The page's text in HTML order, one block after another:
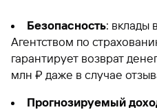
Безопасность: вклады
Агентством по
гарантирует возврат
млн ₽ даже в случае
Прогнозируемый